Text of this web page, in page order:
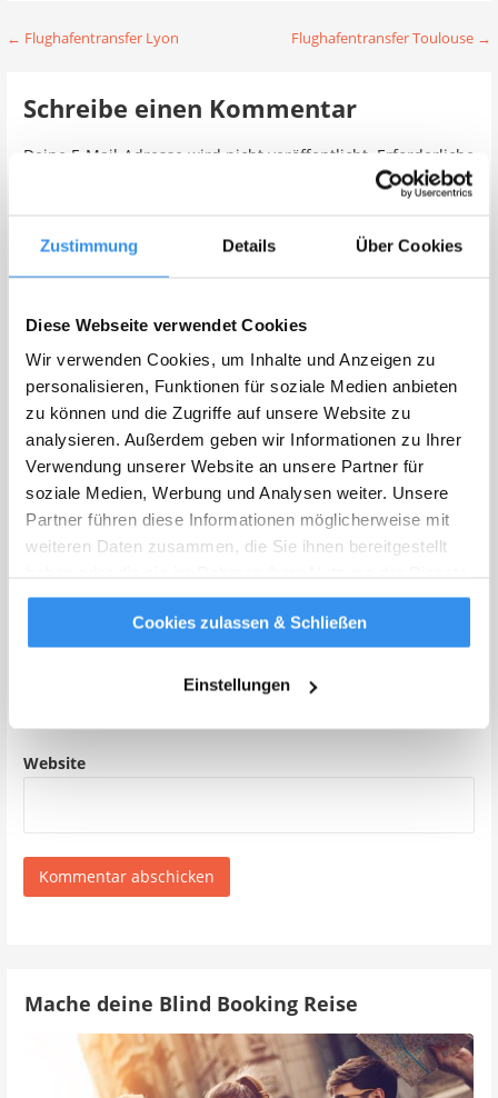
Zustimmung Details Über Cookies
Diese Webseite verwendet Cookies
Wir verwenden Cookies, um Inhalte und Anzeigen zu
personalisieren, Funktionen für soziale Medien anbieten
zu können und die Zugriffe auf unsere Website zu
analysieren. Außerdem geben wir Informationen zu Ihrer
Verwendung unserer Website an unsere Partner für
soziale Medien, Werbung und Analysen weiter. Unsere
Partner führen diese Informationen möglicherweise mit
weiteren Daten zusammen, die Sie ihnen bereitgestellt
gesammelt haben.Weitere Infos
Cookies zulassen & Schließen
Einstellungen
Beitragsnavigation
← Flughafentransfer Lyon Flughafentransfer Toulouse →
Schreibe einen Kommentar
Deine E-Mail-Adresse wird nicht veröffentlicht. Erforderliche
Kommentar
Name*
E-Mail-Adresse*
Website
Mache deine Blind Booking Reise